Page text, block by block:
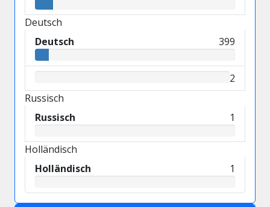
Deutsch
Deutsch
399
2
Russisch
Russisch
1
Holländisch
Holländisch
1